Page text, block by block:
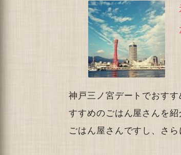
神戸三ノ宮デートでおす
すすめのごはん屋さんを
ごはん屋さんですし、さ